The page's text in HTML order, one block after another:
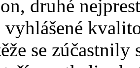
druhé
vyhlášené
se